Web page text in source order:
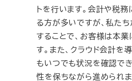
トを行います。会計や税務
る方が多いですが、私た
することで、お客様は本
す。また、クラウド会計を
もいつでも状況を確認で
性を保ちながら進められま